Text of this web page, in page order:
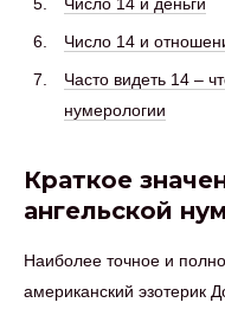
Число 14 и
Часто видеть 14 –
нумерологии
Краткое
ангельской
Наиболее точное и
американский эзотерик